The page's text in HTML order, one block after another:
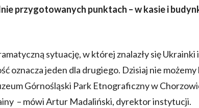
przygotowanych punktach – w kasie i
sytuację, w której znalazły się Ukrainki
oznacza jeden dla drugiego. Dzisiaj nie
Górnośląski Park Etnograficzny w
– mówi Artur Madaliński, dyrektor instytucji.